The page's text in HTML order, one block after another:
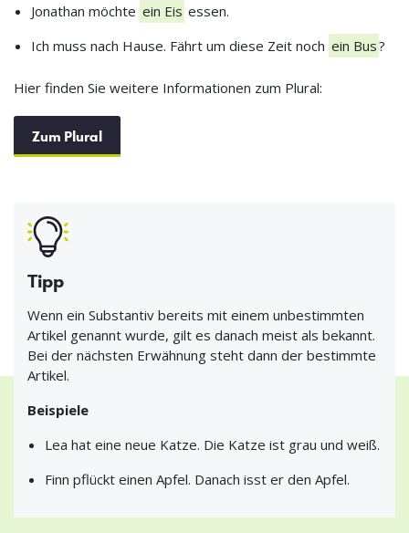
Jonathan möchte ein Eis essen.
Ich muss nach Hause. Fährt um diese Zeit noch ein Bus?
Hier finden Sie weitere Informationen zum Plural:
Zum Plural
Tipp
Wenn ein Substantiv bereits mit einem unbestimmten
Artikel genannt wurde, gilt es danach meist als bekannt.
Bei der nächsten Erwähnung steht dann der bestimmte
Artikel.
Beispiele
Lea hat eine neue Katze. Die Katze ist grau und weiß.
Finn pflückt einen Apfel. Danach isst er den Apfel.